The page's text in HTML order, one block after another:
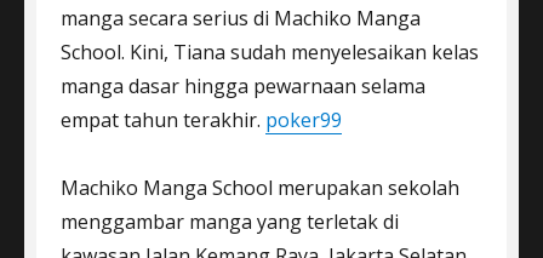
manga secara serius di Machiko Manga
School. Kini, Tiana sudah menyelesaikan kelas
manga dasar hingga pewarnaan selama
empat tahun terakhir. poker99
Machiko Manga School merupakan sekolah
menggambar manga yang terletak di